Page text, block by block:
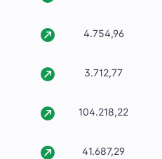
4.754,96
3.712,77
104.218,22
41.687,29